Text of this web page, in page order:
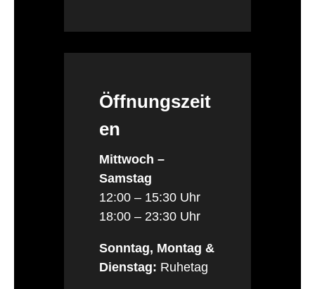
Öffnungszeit
en
Mittwoch –
Samstag
12:00 – 15:30 Uhr
18:00 – 23:30 Uhr
Sonntag, Montag &
Dienstag: Ruhetag